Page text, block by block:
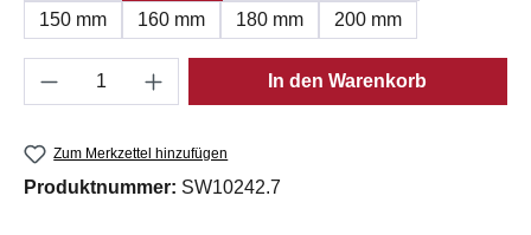
150 mm
160 mm 180 mm 200 mm
Produkt Anzahl: Gib den gewünschten
In den Warenkorb
Zum Merkzettel hinzufügen
Produktnummer: SW10242.7